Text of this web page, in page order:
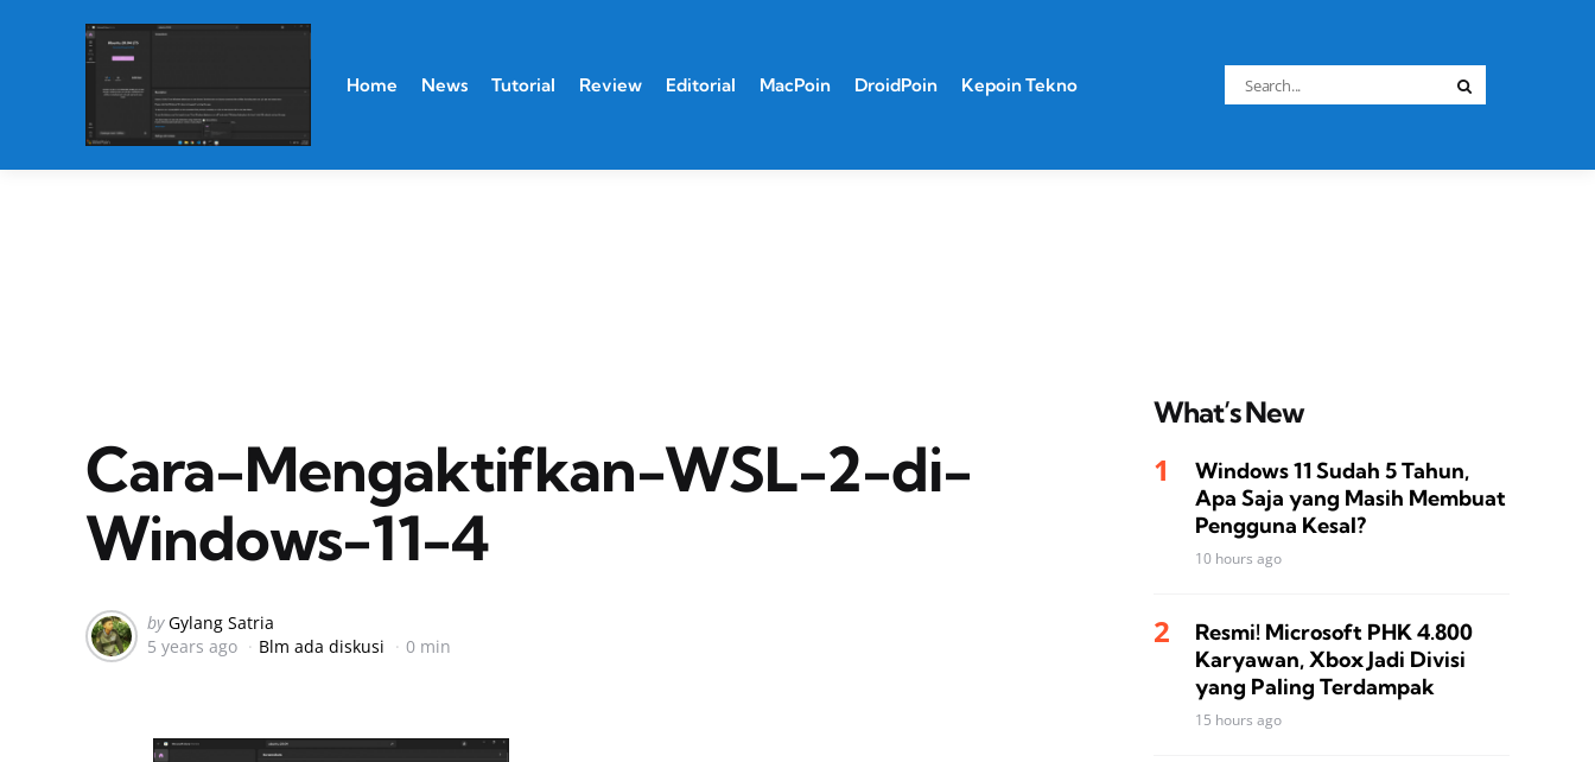
Home News Tutorial Review Editorial MacPoin DroidPoin Kepoin Tekno
Search
for:
Cara-Mengaktifkan-WSL-2-di-
Windows-11-4
Posted
by
by Gylang Satria
5 years ago
Blm ada diskusi 0 min
What’s New
Windows 11 Sudah 5 Tahun,
Apa Saja yang Masih Membuat
Pengguna Kesal?
10 hours ago
Resmi! Microsoft PHK 4.800
Karyawan, Xbox Jadi Divisi
yang Paling Terdampak
15 hours ago